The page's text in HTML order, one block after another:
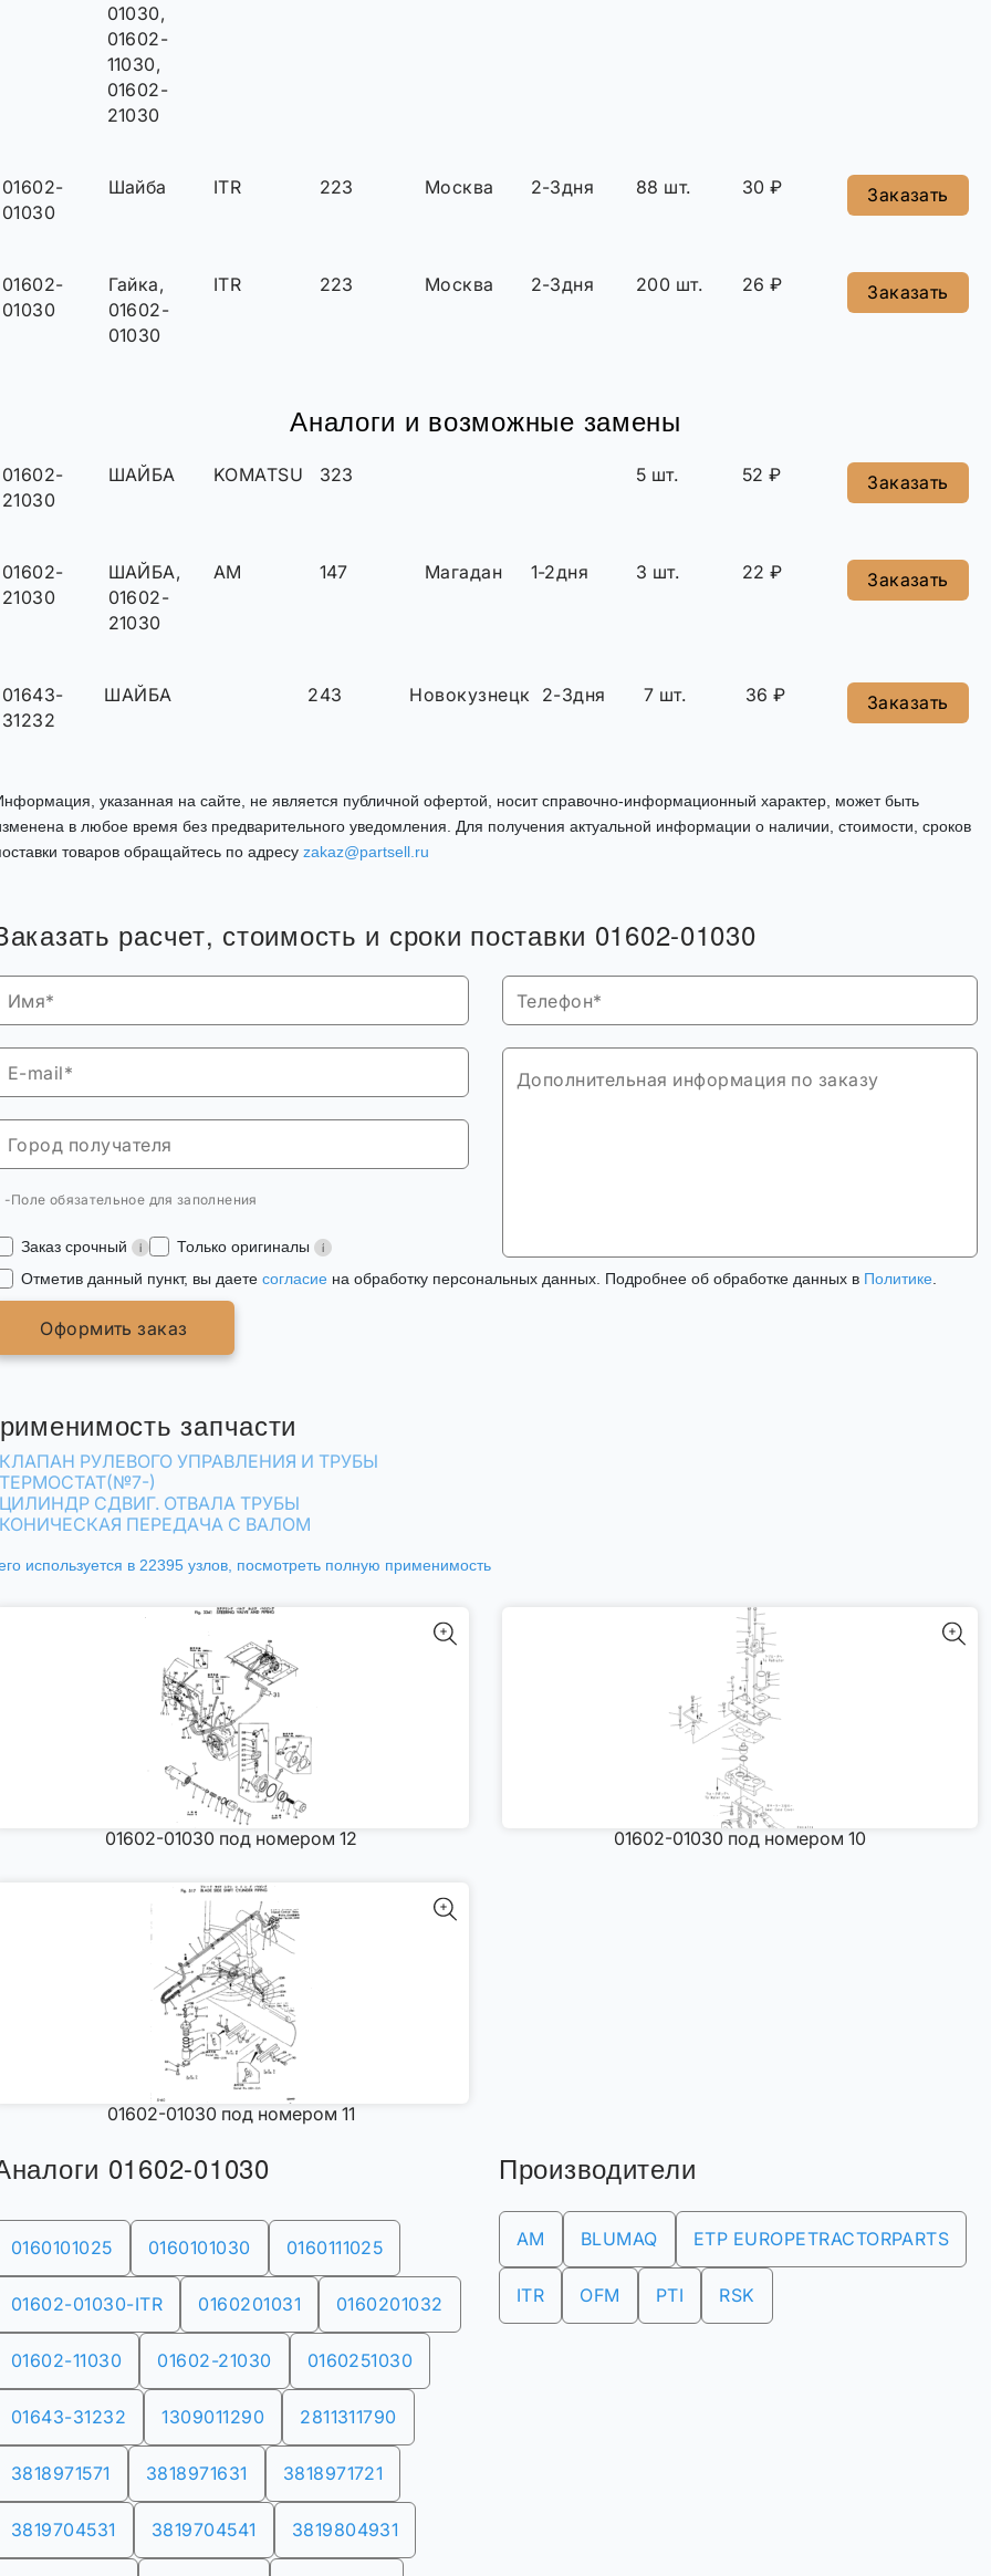
01030,
01602-
11030,
01602-
21030
01602-
01030
Шайба ITR 223 Москва 2-3дня 88 шт. 30 ₽ Заказать
01602-
01030
Гайка,
01602-
01030
ITR 223 Москва 2-3дня 200 шт. 26 ₽ Заказать
Аналоги и возможные замены
01602-
21030
ШАЙБА KOMATSU 323 5 шт. 52 ₽ Заказать
01602-
21030
ШАЙБА,
01602-
21030
AM 147 Магадан 1-2дня 3 шт. 22 ₽ Заказать
01643-
31232
ШАЙБА 243 Новокузнецк 2-3дня 7 шт. 36 ₽ Заказать
указанная на сайте, не является публичной офертой, носит справочно-информационный характер, может быть
в любое время без предварительного уведомления. Для получения актуальной информации о наличии, стоимости, сроков
товаров обращайтесь по адресу zakaz@partsell.ru
расчет, стоимость и сроки поставки 01602-01030
-Поле обязательное для заполнения
Заказ срочный
Только оригиналы
Отметив данный пункт, вы даете согласие на обработку персональных данных. Подробнее об обработке данных в Политике
Оформить заказ
запчасти
КЛАПАН РУЛЕВОГО УПРАВЛЕНИЯ И ТРУБЫ
ТЕРМОСТАТ(№7-)
ЦИЛИНДР СДВИГ. ОТВАЛА ТРУБЫ
КОНИЧЕСКАЯ ПЕРЕДАЧА С ВАЛОМ
используется в 22395 узлов, посмотреть полную применимость
01602-01030 под номером 12 01602-01030 под номером 10
01602-01030 под номером 11
01602-01030
0160101025 0160101030 0160111025
01602-01030-ITR 0160201031 0160201032
01602-11030 01602-21030 0160251030
01643-31232 1309011290 2811311790
3818971571 3818971631 3818971721
3819704531 3819704541 3819804931
Производители
AM BLUMAQ ETP EUROPETRACTORPARTS
ITR OFM PTI RSK